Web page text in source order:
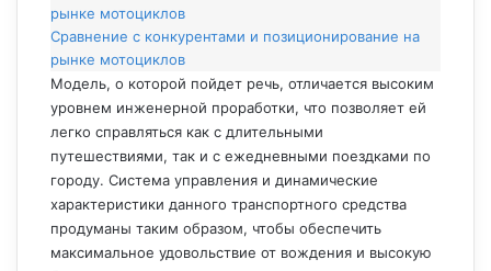
рынке мотоциклов
Сравнение с конкурентами и позиционирование на
рынке мотоциклов
Модель, о которой пойдет речь, отличается высоким
уровнем инженерной проработки, что позволяет ей
легко справляться как с длительными
путешествиями, так и с ежедневными поездками по
городу. Система управления и динамические
характеристики данного транспортного средства
продуманы таким образом, чтобы обеспечить
максимальное удовольствие от вождения и высокую